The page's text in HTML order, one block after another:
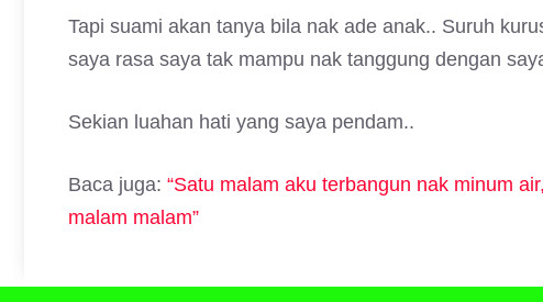
Tapi suami akan tanya bila nak ade anak.. Suruh
saya rasa saya tak mampu nak tanggung dengan
Sekian luahan hati yang saya pendam..
Baca juga: “Satu malam aku terbangun nak minum
malam malam”